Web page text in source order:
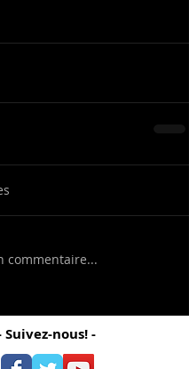
commentaire...
Suivez-nous! -